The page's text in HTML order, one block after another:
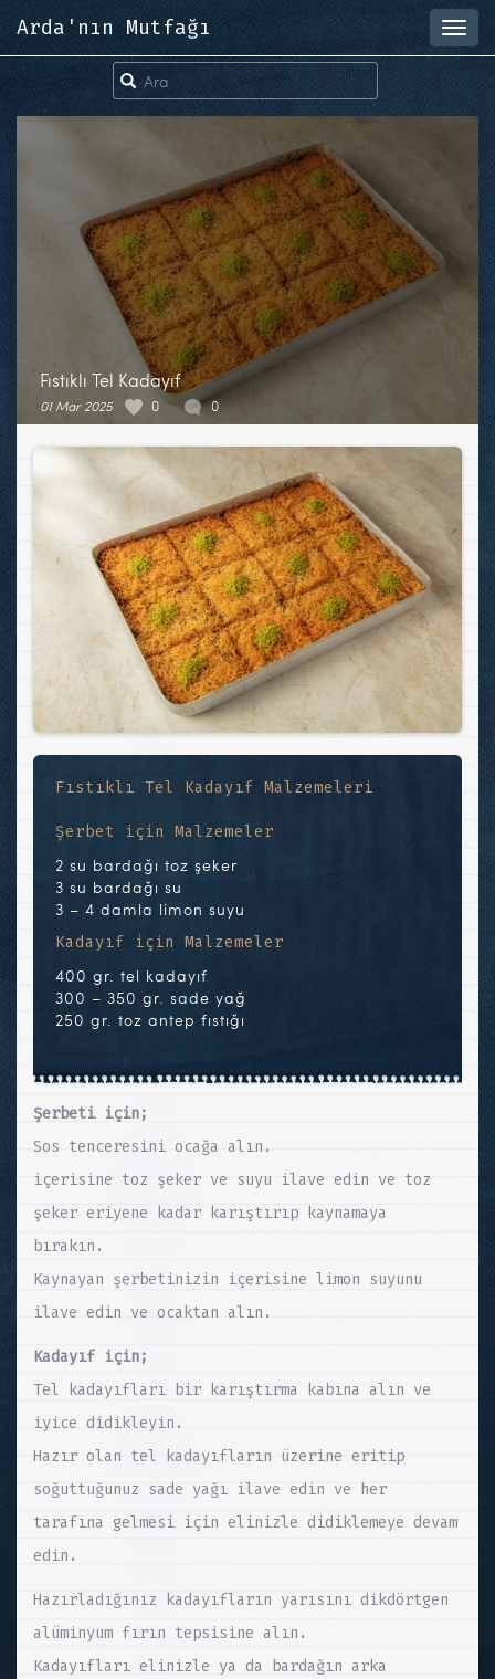
Arda'nın Mutfağı
Fıstıklı Tel Kadayıf
01 Mar 2025 0 0
Fıstıklı Tel Kadayıf Malzemeleri
Şerbet için Malzemeler
2 su bardağı toz şeker
3 su bardağı su
3 – 4 damla limon suyu
Kadayıf için Malzemeler
400 gr. tel kadayıf
300 – 350 gr. sade yağ
250 gr. toz antep fıstığı
Şerbeti için;
Sos tenceresini ocağa alın.
içerisine toz şeker ve suyu ilave edin ve toz
şeker eriyene kadar karıştırıp kaynamaya
bırakın.
Kaynayan şerbetinizin içerisine limon suyunu
ilave edin ve ocaktan alın.
Kadayıf için;
Tel kadayıfları bir karıştırma kabına alın ve
iyice didikleyin.
Hazır olan tel kadayıfların üzerine eritip
soğuttuğunuz sade yağı ilave edin ve her
tarafına gelmesi için elinizle didiklemeye devam
edin.
Hazırladığınız kadayıfların yarısını dikdörtgen
alüminyum fırın tepsisine alın.
Kadayıfları elinizle ya da bardağın arka